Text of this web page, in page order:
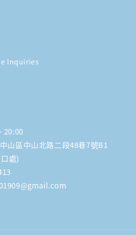
Inquiries
20:00
山區中山北路二段48巷7號B1
處)